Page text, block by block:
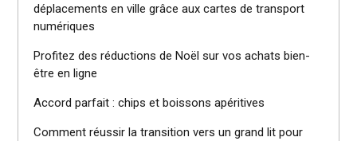
déplacements en ville grâce aux cartes de transport
numériques
Profitez des réductions de Noël sur vos achats bien-
être en ligne
Accord parfait : chips et boissons apéritives
Comment réussir la transition vers un grand lit pour